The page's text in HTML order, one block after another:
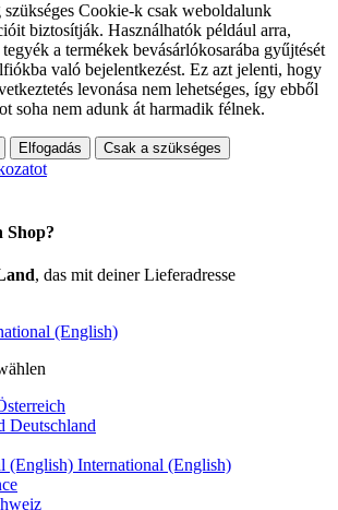
Cookie-k csak weboldalunk
biztosítják. Használhatók például arra,
a termékek bevásárlókosarába gyűjtését
való bejelentkezést. Ez azt jelenti, hogy
levonása nem lehetséges, így ebből
soha nem adunk át harmadik félnek.
Elfogadás Csak a szükséges
Shop?
, das mit deiner Lieferadresse
(English)
Deutschland
International (English)